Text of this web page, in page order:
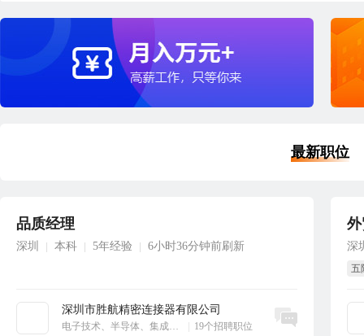
最新职位
品质经理
深圳 本科 5年经验 6小时36分钟前刷新
深圳市胜航精密连接器有限公司
电子技术、半导体、集成电路 19个招聘职位
立即沟通
深
五